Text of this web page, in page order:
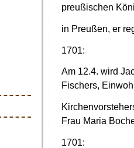
preußischen
in Preußen, er
1701:
Am 12.4. wird
Fischers,
Frau Maria
1701: